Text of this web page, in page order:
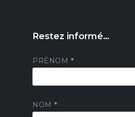
Restez informé…
PRÉNOM *
NOM *